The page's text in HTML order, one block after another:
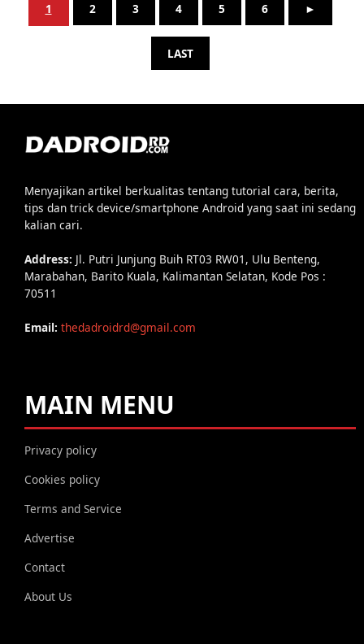
1 2 3 4 5 6 ►
LAST
Menyajikan artikel berkualitas tentang tutorial cara, berita,
tips dan trick device/smartphone Android yang saat ini sedang
kalian cari.
Address: Jl. Putri Junjung Buih RT03 RW01, Ulu Benteng,
Marabahan, Barito Kuala, Kalimantan Selatan, Kode Pos :
70511
Email: thedadroidrd@gmail.com
MAIN MENU
Privacy policy
Cookies policy
Terms and Service
Advertise
Contact
About Us